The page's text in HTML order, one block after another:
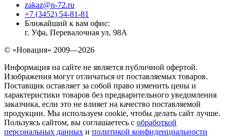
zakaz@n-72.ru
+7 (3452) 54-81-81
Ближайший к вам офис:
г. Уфа, Перевалочная ул, 98А
© «Новация» 2009—2026
Информация на сайте не является публичной офертой.
Изображения могут отличаться от поставляемых товаров.
Поставщик оставляет за собой право изменить цены и
характеристики товаров без предварительного уведомления
заказчика, если это не влияет на качество поставляемой
продукции. Мы используем cookie, чтобы делать сайт лучше.
Пользуясь сайтом, вы соглашаетесь с обработкой
персональных данных и политикой конфиденциальности